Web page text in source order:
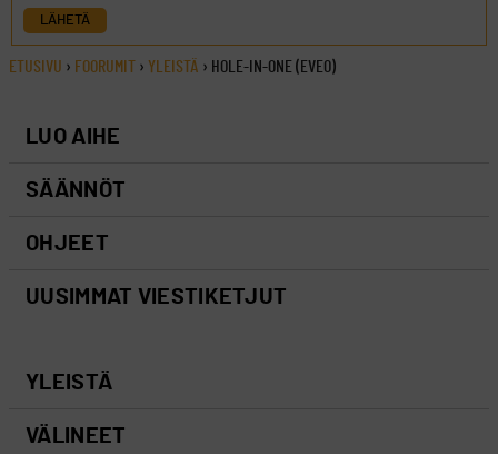
LÄHETÄ
ETUSIVU › FOORUMIT › YLEISTÄ › HOLE-IN-ONE (EVEO)
LUO AIHE
SÄÄNNÖT
OHJEET
UUSIMMAT VIESTIKETJUT
YLEISTÄ
VÄLINEET